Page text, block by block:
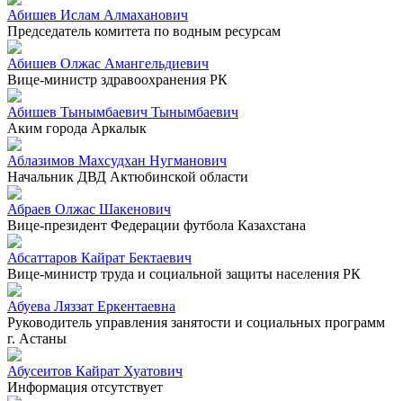
Абишев Ислам Алмаханович
Председатель комитета по водным ресурсам
Абишев Олжас Амангельдиевич
Вице-министр здравоохранения РК
Абишев Тынымбаевич Тынымбаевич
Аким города Аркалык
Аблазимов Махсудхан Нугманович
Начальник ДВД Актюбинской области
Абраев Олжас Шакенович
Вице-президент Федерации футбола Казахстана
Абсаттаров Кайрат Бектаевич
Вице-министр труда и социальной защиты населения РК
Абуева Ляззат Еркентаевна
Руководитель управления занятости и социальных программ
г. Астаны
Абусеитов Кайрат Хуатович
Информация отсутствует